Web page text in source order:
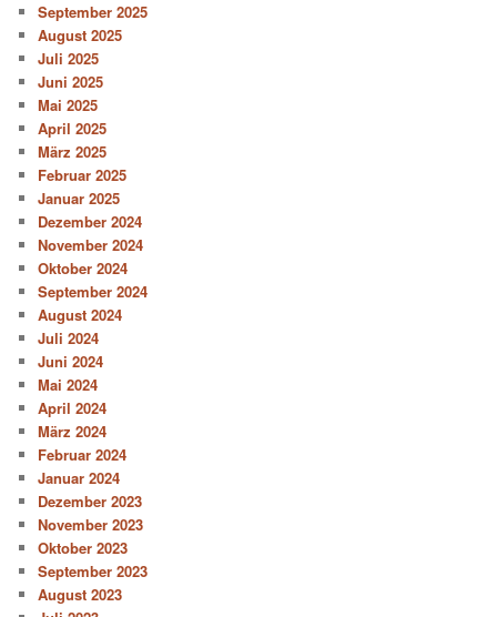
September 2025
August 2025
Juli 2025
Juni 2025
Mai 2025
April 2025
März 2025
Februar 2025
Januar 2025
Dezember 2024
November 2024
Oktober 2024
September 2024
August 2024
Juli 2024
Juni 2024
Mai 2024
April 2024
März 2024
Februar 2024
Januar 2024
Dezember 2023
November 2023
Oktober 2023
September 2023
August 2023